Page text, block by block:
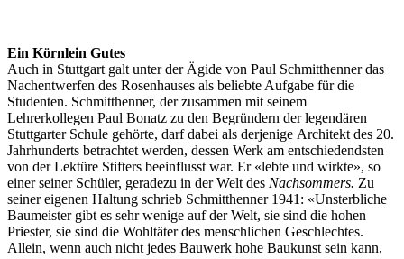
Ein Körnlein Gutes
Auch in Stuttgart galt unter der Ägide von Paul Schmitthenner das
Nachentwerfen des Rosenhauses als beliebte Aufgabe für die
Studenten. Schmitthenner, der zusammen mit seinem
Lehrerkollegen Paul Bonatz zu den Begründern der legendären
Stuttgarter Schule gehörte, darf dabei als derjenige Architekt des 20.
Jahrhunderts betrachtet werden, dessen Werk am entschiedendsten
von der Lektüre Stifters beeinflusst war. Er «lebte und wirkte», so
einer seiner Schüler, geradezu in der Welt des Nachsommers. Zu
seiner eigenen Haltung schrieb Schmitthenner 1941: «Unsterbliche
Baumeister gibt es sehr wenige auf der Welt, sie sind die hohen
Priester, sie sind die Wohltäter des menschlichen Geschlechtes.
Allein, wenn auch nicht jedes Bauwerk hohe Baukunst sein kann,